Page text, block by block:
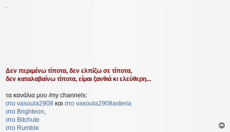
Δεν περιμένω τίποτα, δεν ελπίζω σε τίποτα,
δεν καταλαβαίνω τίποτα, είμαι ξανθιά κι ελεύθερη...
τα κανάλια μου /my channels:
στο vasoula2908 και στο vasoula2908asteria
στο Βrighteon
στο Bitchute
στο Rumble